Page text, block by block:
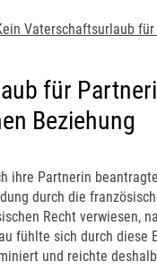
Vaterschaftsurlaub
für
Beziehung
ihre Partnerin
durch die
Recht verwiesen,
fühlte sich durch diese
und reichte